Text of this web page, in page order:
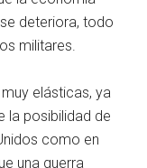
deteriora, todo
militares.
elásticas, ya
la posibilidad de
como en
una guerra